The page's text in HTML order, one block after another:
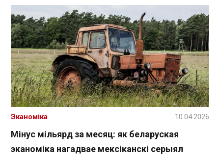
Мінус мільярд за месяц: як беларуская
эканоміка нагадвае мексіканскі серыял
Эканоміка 10.04.2026